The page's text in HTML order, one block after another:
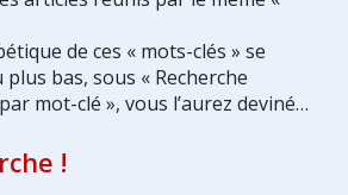
de ces « mots-clés » se
bas, sous « Recherche
mot-clé », vous l’aurez deviné…
!